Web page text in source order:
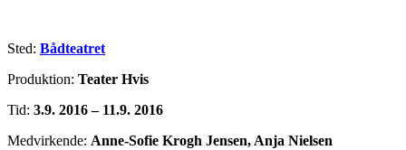
Sted: Bådteatret
Produktion: Teater Hvis
Tid: 3.9. 2016 – 11.9. 2016
Medvirkende: Anne-Sofie Krogh Jensen, Anja Nielsen